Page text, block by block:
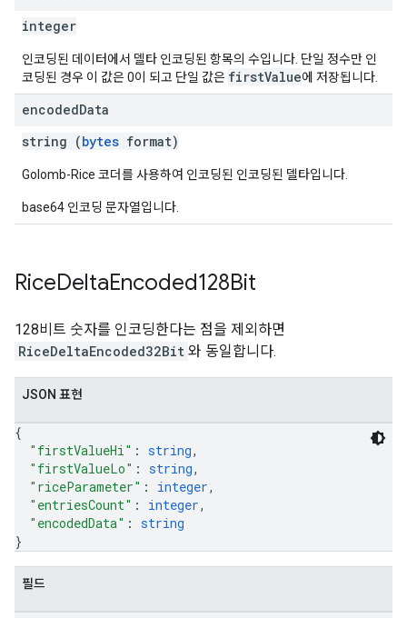
integer
인코딩된 데이터에서 델타 인코딩된 항목의 수입니다. 단일 정수만 인
코딩된 경우 이 값은 0이 되고 단일 값은 firstValue에 저장됩니다.
encodedData
string (bytes format)
Golomb-Rice 코더를 사용하여 인코딩된 인코딩된 델타입니다.
base64 인코딩 문자열입니다.
RiceDeltaEncoded128Bit
128비트 숫자를 인코딩한다는 점을 제외하면
RiceDeltaEncoded32Bit 와 동일합니다.
JSON 표현
{
"firstValueHi" : string,
"firstValueLo" : string,
"riceParameter" : integer,
"entriesCount" : integer,
"encodedData" : string
}
필드